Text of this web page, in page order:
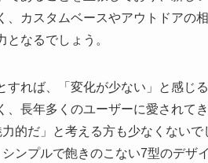
、カスタムベースやアウトドアの
なるでしょう。
すれば、「変化が少ない」と感じ
、長年多くのユーザーに愛されて
的だ」と考える方も少なくない
ンプルで飽きのこない7型のデザ